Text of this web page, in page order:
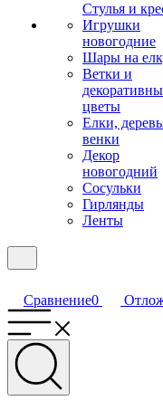
Стулья и
Игрушки
новогодние
Шары на
Ветки и
цветы
Елки,
венки
Декор
новогодний
Сосульки
Гирлянды
Ленты
Сравнение0